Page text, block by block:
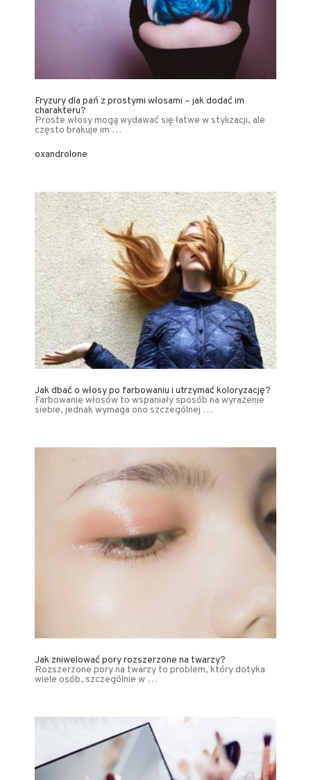
Fryzury dla pań z prostymi włosami – jak dodać im
charakteru?
Proste włosy mogą wydawać się łatwe w stylizacji, ale
często brakuje im …
oxandrolone
Jak dbać o włosy po farbowaniu i utrzymać koloryzację?
Farbowanie włosów to wspaniały sposób na wyrażenie
siebie, jednak wymaga ono szczególnej …
Jak zniwelować pory rozszerzone na twarzy?
Rozszerzone pory na twarzy to problem, który dotyka
wiele osób, szczególnie w …